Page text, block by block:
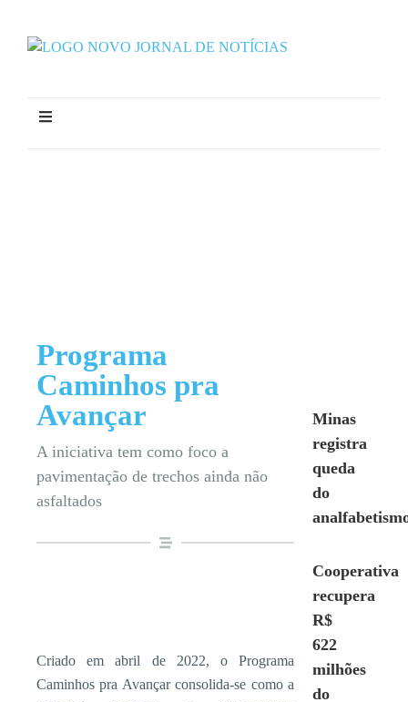
Programa
Caminhos pra
Avançar
A iniciativa tem como foco a
pavimentação de trechos ainda não
asfaltados
Criado em abril de 2022, o Programa
Caminhos pra Avançar consolida-se como a
Minas
registra
queda
do
Cooperativa
recupera
R$
622
milhões
do